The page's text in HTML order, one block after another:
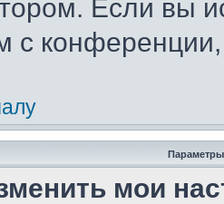
Если вы
с
Параметры
мои